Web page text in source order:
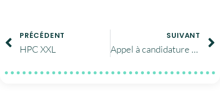
PRÉCÉDENT
HPC XXL
SUIVANT
Appel à candidature pour l’intégration de services aux données au catalogue EOSC